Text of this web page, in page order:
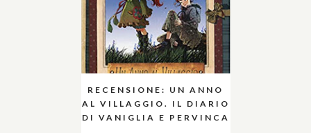
RECENSIONE: UN ANNO
AL VILLAGGIO. IL DIARIO
DI VANIGLIA E PERVINCA